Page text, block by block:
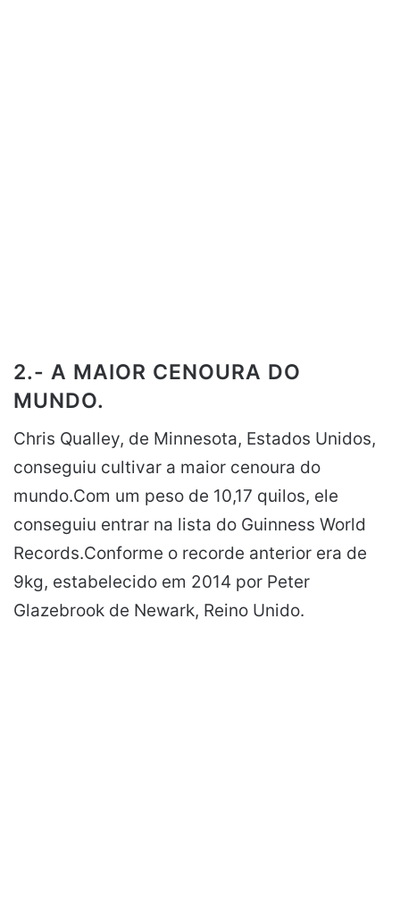
2.- A MAIOR CENOURA DO
MUNDO.
Chris Qualley, de Minnesota, Estados Unidos,
conseguiu cultivar a maior cenoura do
mundo.Com um peso de 10,17 quilos, ele
conseguiu entrar na lista do Guinness World
Records.Conforme o recorde anterior era de
9kg, estabelecido em 2014 por Peter
Glazebrook de Newark, Reino Unido.